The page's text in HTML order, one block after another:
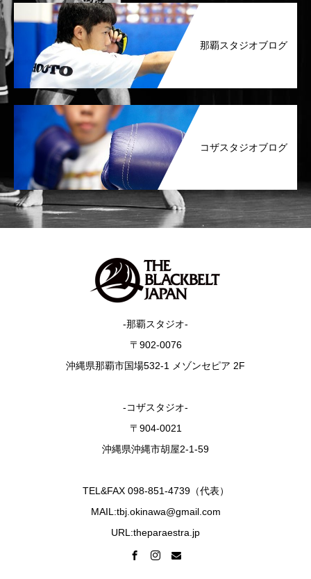
那覇スタジオブログ
コザスタジオブログ
-那覇スタジオ-
〒902-0076
沖縄県那覇市国場532-1 メゾンセピア 2F
-コザスタジオ-
〒904-0021
沖縄県沖縄市胡屋2-1-59
TEL&FAX 098-851-4739（代表）
MAIL:tbj.okinawa@gmail.com
URL:theparaestra.jp